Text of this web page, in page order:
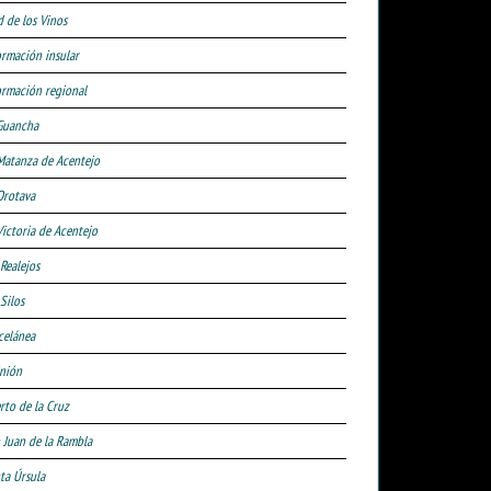
de los Vinos
insular
regional
de Acentejo
de Acentejo
de la Cruz
Juan de la Rambla
Úrsula